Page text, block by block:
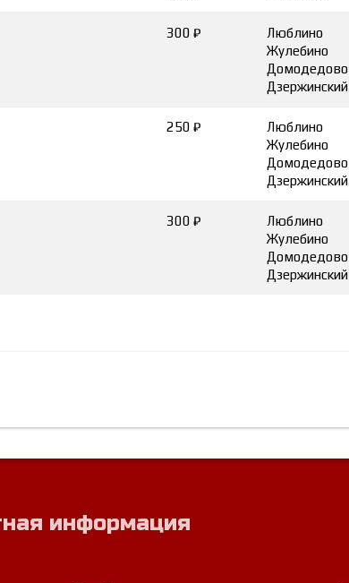
300 ₽
Люблино
Жулебино
Домодедово
Дзержинский
250 ₽
Люблино
Жулебино
Домодедово
Дзержинский
300 ₽
Люблино
Жулебино
Домодедово
Дзержинский
информация